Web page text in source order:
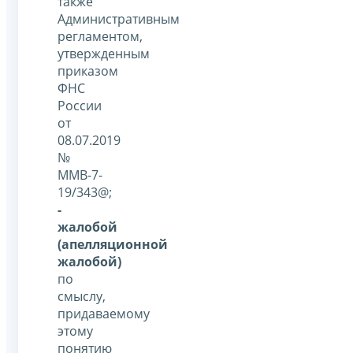
Административным
регламентом,
утвержденным
приказом
ФНС
России
от
08.07.2019
№
ММВ-7-
19/343@;
-
жалобой
(апелляционной
жалобой)
по
смыслу,
придаваемому
этому
понятию